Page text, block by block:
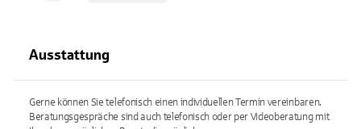
Ausstattung
Gerne können Sie telefonisch einen individuellen Termin vereinbaren.
Beratungsgespräche sind auch telefonisch oder per Videoberatung mit